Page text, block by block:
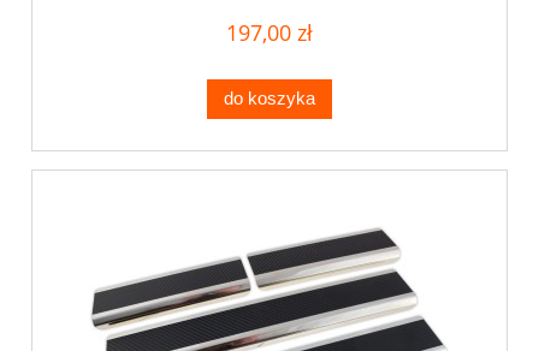
197,00 zł
do koszyka